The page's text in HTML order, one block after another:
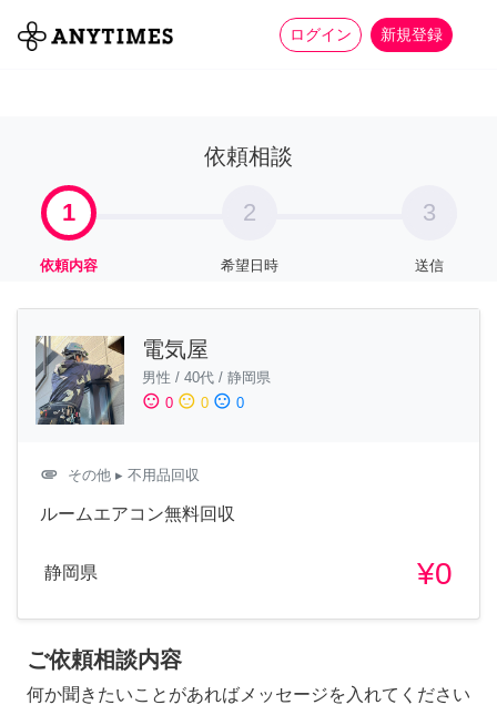
ログイン 新規登録
全て 家事 more_horiz
依頼相談
1
依頼内容
2
希望日時
3
送信
電気屋
男性 / 40代 / 静岡県
sentiment_satisfied 0 sentiment_neutral 0 sentiment_dissatisfied 0
attachment その他 ▸ 不用品回収
ルームエアコン無料回収
静岡県 ¥0
ご依頼相談内容
何か聞きたいことがあればメッセージを入れてください